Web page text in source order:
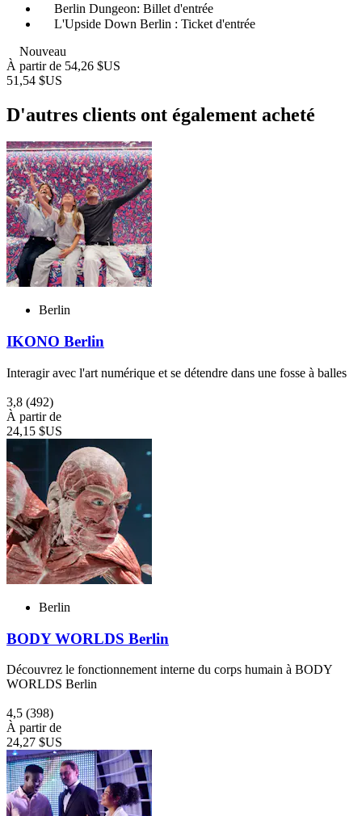
Berlin Dungeon: Billet d'entrée
L'Upside Down Berlin : Ticket d'entrée
Nouveau
À partir de 54,26 $US
51,54 $US
D'autres clients ont également acheté
Berlin
IKONO Berlin
Interagir avec l'art numérique et se détendre dans une fosse à balles
3,8 (492)
À partir de
24,15 $US
Berlin
BODY WORLDS Berlin
Découvrez le fonctionnement interne du corps humain à BODY
WORLDS Berlin
4,5 (398)
À partir de
24,27 $US